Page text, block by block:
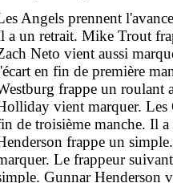
Angels prennent
a un retrait. Mike Trout
Neto vient aussi
en fin de première
frappe un roulant
vient marquer. Les
de troisième manche. Il
frappe un
Le frappeur
Gunnar Henderson